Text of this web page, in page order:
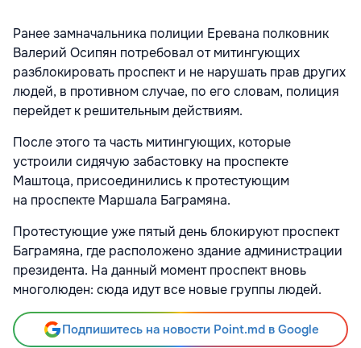
Ранее замначальника полиции Еревана полковник
Валерий Осипян потребовал от митингующих
разблокировать проспект и не нарушать прав других
людей, в противном случае, по его словам, полиция
перейдет к решительным действиям.
После этого та часть митингующих, которые
устроили сидячую забастовку на проспекте
Маштоца, присоединились к протестующим
на проспекте Маршала Баграмяна.
Протестующие уже пятый день блокируют проспект
Баграмяна, где расположено здание администрации
президента. На данный момент проспект вновь
многолюден: сюда идут все новые группы людей.
Подпишитесь на новости Point.md в Google